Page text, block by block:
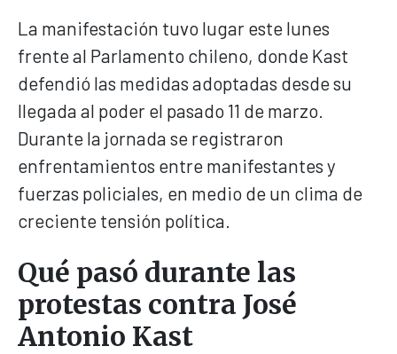
La manifestación tuvo lugar este lunes
frente al Parlamento chileno, donde Kast
defendió las medidas adoptadas desde su
llegada al poder el pasado 11 de marzo.
Durante la jornada se registraron
enfrentamientos entre manifestantes y
fuerzas policiales, en medio de un clima de
creciente tensión política.
Qué pasó durante las
protestas contra José
Antonio Kast